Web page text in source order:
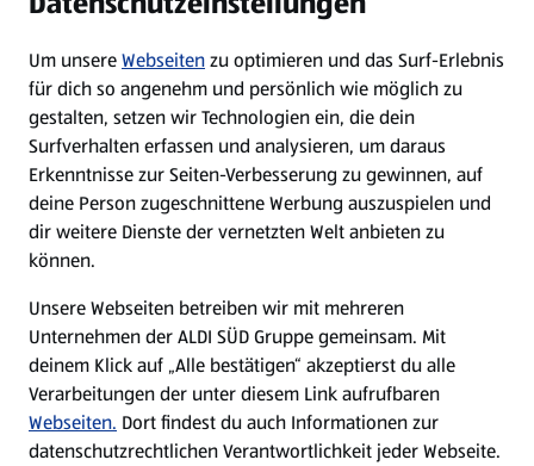
WhatsApp
Über ALDI SÜD
Filialen
Nachhaltigkeit
Karriere
Um unsereWebseitenzu optimieren und das Surf-Erlebnis
für dich so angenehm und persönlich wie möglich zu
gestalten, setzen wir Technologien ein, die dein
Surfverhalten erfassen und analysieren, um daraus
Erkenntnisse zur Seiten-Verbesserung zu gewinnen, auf
deine Person zugeschnittene Werbung auszuspielen und
dir weitere Dienste der vernetzten Welt anbieten zu
können.
Unsere Webseiten betreiben wir mit mehreren
Unternehmen der ALDI SÜD Gruppe gemeinsam. Mit
deinem Klick auf „Alle bestätigen“ akzeptierst du alle
Verarbeitungen der unter diesem Link aufrufbaren
Webseiten. Dort findest du auch Informationen zur
datenschutzrechtlichen Verantwortlichkeit jeder Webseite.